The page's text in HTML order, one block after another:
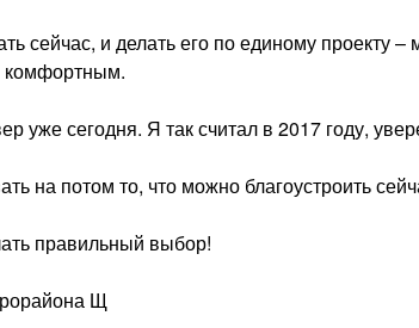
сейчас, и делать его по единому проекту –
уже сегодня. Я так считал в 2017 году,
на потом то, что можно благоустроить
правильный выбор!
Щ